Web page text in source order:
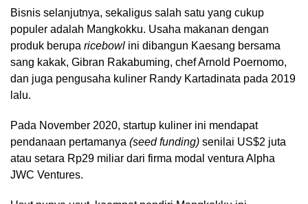
Bisnis selanjutnya, sekaligus salah satu yang cukup
populer adalah Mangkokku. Usaha makanan dengan
produk berupa ricebowl ini dibangun Kaesang bersama
sang kakak, Gibran Rakabuming, chef Arnold Poernomo,
dan juga pengusaha kuliner Randy Kartadinata pada 2019
lalu.
Pada November 2020, startup kuliner ini mendapat
pendanaan pertamanya (seed funding) senilai US$2 juta
atau setara Rp29 miliar dari firma modal ventura Alpha
JWC Ventures.